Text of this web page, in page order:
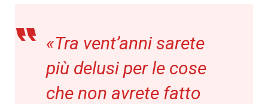
«Tra vent’anni sarete
più delusi per le cose
che non avrete fatto